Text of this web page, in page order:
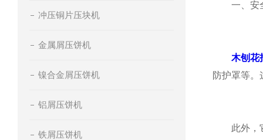
冲压铜片压块机
金属屑压饼机
镍合金屑压饼机
铝屑压饼机
铁屑压饼机
一、安
木刨花
防护罩等
此外，它